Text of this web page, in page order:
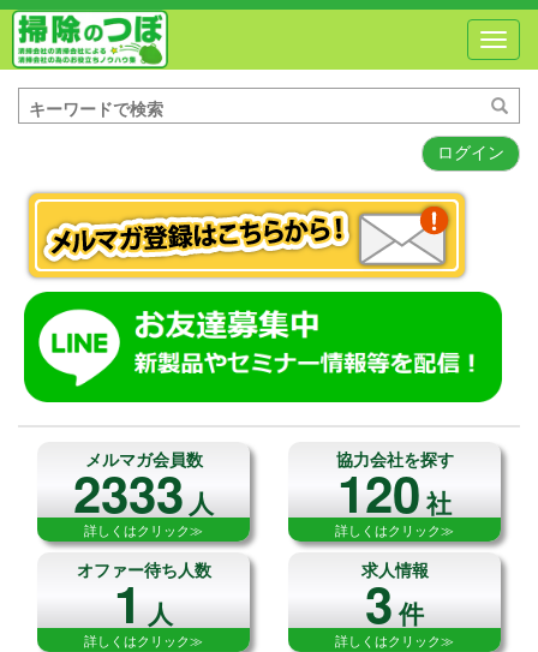
ログイン
メルマガ会員数
2333人
詳しくはクリック≫
協力会社を探す
120社
詳しくはクリック≫
オファー待ち人数
1人
詳しくはクリック≫
求人情報
3件
詳しくはクリック≫